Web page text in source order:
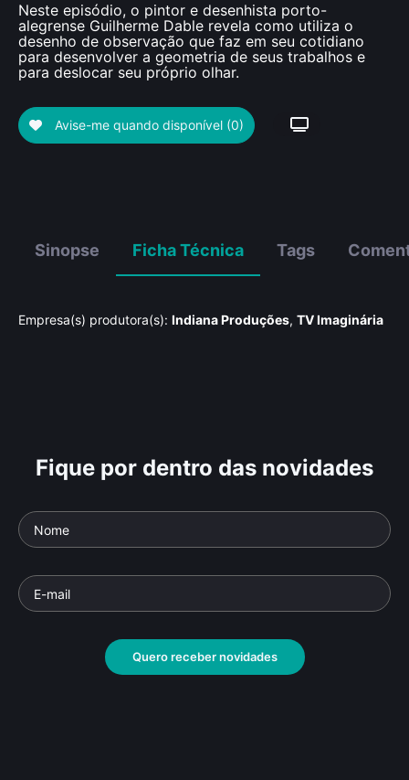
Neste episódio, o pintor e desenhista porto-
alegrense Guilherme Dable revela como utiliza o
desenho de observação que faz em seu cotidiano
para desenvolver a geometria de seus trabalhos e
para deslocar seu próprio olhar.
Avise-me quando disponível (0)
Sinopse Ficha Técnica Tags
Empresa(s) produtora(s): Indiana Produções, TV Imaginária
Fique por dentro das novidades
Quero receber novidades